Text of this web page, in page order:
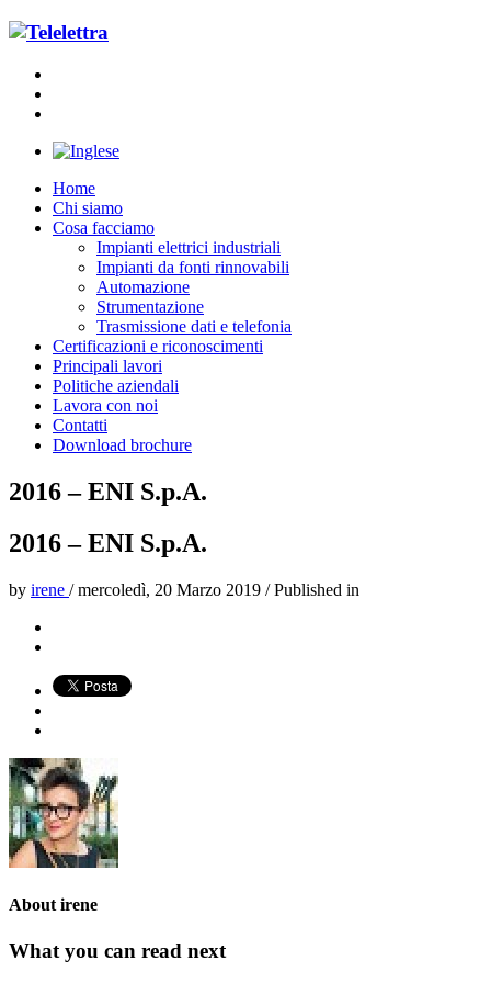
Home
Chi siamo
Cosa facciamo
Impianti elettrici industriali
Impianti da fonti rinnovabili
Automazione
Strumentazione
Trasmissione dati e telefonia
Certificazioni e riconoscimenti
Principali lavori
Politiche aziendali
Lavora con noi
Contatti
Download brochure
2016 – ENI S.p.A.
2016 – ENI S.p.A.
by irene /mercoledì, 20 Marzo 2019 /Published in
Aboutirene
What you can read next